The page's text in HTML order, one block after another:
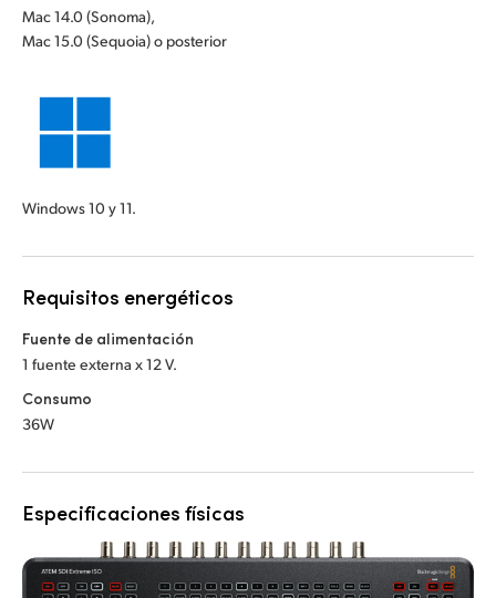
Mac 14.0 (Sonoma),
Mac 15.0 (Sequoia) o posterior
Windows 10 y 11.
Requisitos energéticos
Fuente de alimentación
1 fuente externa x 12 V.
Consumo
36W
Especificaciones físicas